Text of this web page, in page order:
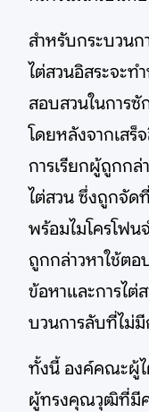
สำหรับกระบวน
ไต่สวนอิสระจะท
สอบสวนในการ
โดยหลังจากเสร็
การเรียกผู้ถูกกล่
ไต่สวน ซึ่งถูกจัด
พร้อมไมโครโฟน
ถูกกล่าวหาใช้ตอ
ข้อหาและการไต่
บวนการลับที่ไม่
ทั้งนี้ องค์คณะผู้ไ
ผู้ทรงคุณวุฒิที่มีค